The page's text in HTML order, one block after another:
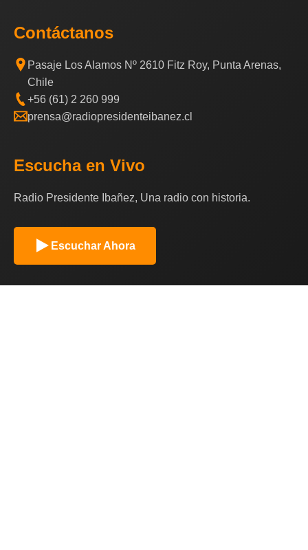
Contáctanos
Pasaje Los Alamos Nº 2610 Fitz Roy, Punta Arenas,
Chile
+56 (61) 2 260 999
prensa@radiopresidenteibanez.cl
Escucha en Vivo
Radio Presidente Ibañez, Una radio con historia.
Escuchar Ahora